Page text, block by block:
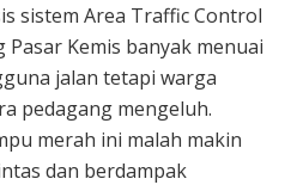
sistem Area Traffic Control
Pasar Kemis banyak menuai
jalan tetapi warga
pedagang mengeluh.
merah ini malah makin
dan berdampak